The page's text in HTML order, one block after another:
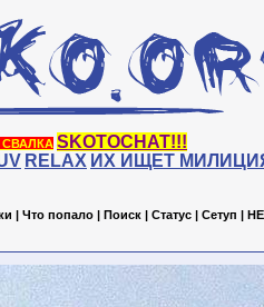
СВАЛКА SKOTOCHAT!!!
RELAX ИХ ИЩЕТ
| Что попало | Поиск | Статус | Сетуп |